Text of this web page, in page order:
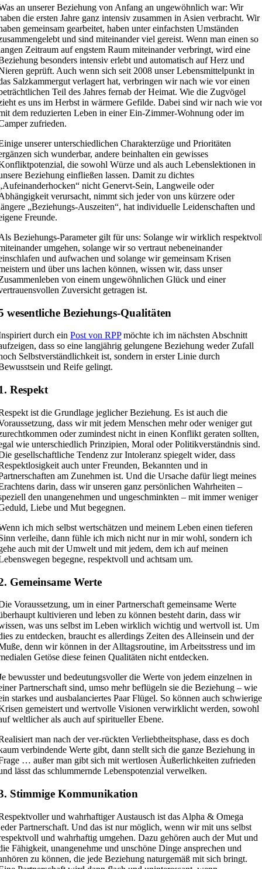
an unserer Beziehung von Anfang an ungewöhnlich war: Wir
die ersten Jahre ganz intensiv zusammen in Asien verbracht. Wir
gemeinsam gearbeitet, haben unter einfachsten Umständen
und sind miteinander viel gereist. Wenn man einen so
Zeitraum auf engstem Raum miteinander verbringt, wird eine
besonders intensiv erlebt und automatisch auf Herz und
geprüft. Auch wenn sich seit 2008 unser Lebensmittelpunkt in
Salzkammergut verlagert hat, verbringen wir nach wie vor einen
Teil des Jahres fernab der Heimat. Wie die Zugvögel
es uns im Herbst in wärmere Gefilde. Dabei sind wir nach wie
dem reduzierten Leben in einer Ein-Zimmer-Wohnung oder im
zufrieden.
unserer unterschiedlichen Charakterzüge und Prioritäten
sich wunderbar, andere beinhalten ein gewisses
die sowohl Würze und als auch Lebenslektionen in
Beziehung einfließen lassen. Damit zu dichtes
nicht Genervt-Sein, Langweile oder
verursacht, nimmt sich jeder von uns kürzere oder
„Beziehungs-Auszeiten“, hat individuelle Leidenschaften und
Freunde.
Beziehungs-Parameter gilt für uns: Solange wir wirklich
umgehen, solange wir so vertraut nebeneinander
und aufwachen und solange wir gemeinsam Krisen
und über uns lachen können, wissen wir, dass unser
von einem ungewöhnlichen Glück und einer
Zuversicht getragen ist.
wesentliche Beziehungs-Qualitäten
durch einPost von RPPmöchte ich im nächsten Abschnitt
dass so eine langjährig gelungene Beziehung weder Zufall
Selbstverständlichkeit ist, sondern in erster Linie durch
und Reife gelingt.
Respekt
ist die Grundlage jeglicher Beziehung. Es ist auch die
dass wir mit jedem Menschen mehr oder weniger gut
oder zumindest nicht in einen Konflikt geraten sollten,
wie unterschiedlich Prinzipien, Moral oder Politikverständnis sind.
gesellschaftliche Tendenz zur Intoleranz spiegelt wider, dass
auch unter Freunden, Bekannten und in
am Zunehmen ist. Und die Ursache dafür liegt meines
darin, dass wir unseren ganz persönlichen Wahrheiten –
den unangenehmen und ungeschminkten – mit immer weniger
Liebe und Mut begegnen.
ich mich selbst wertschätzen und meinem Leben einen tieferen
verleihe, dann fühle ich mich nicht nur in mir wohl, sondern ich
auch mit der Umwelt und mit jedem, dem ich auf meinen
begegne, respektvoll und achtsam um.
Gemeinsame Werte
Voraussetzung, um in einer Partnerschaft gemeinsame Werte
kultivieren und leben zu können besteht darin, dass wir
was uns selbst im Leben wirklich wichtig und wertvoll ist. Um
zu entdecken, braucht es allerdings Zeiten des Alleinsein und der
denn wir können in der Alltagsroutine, im Arbeitsstress und im
Getöse diese feinen Qualitäten nicht entdecken.
bewusster und bedeutungsvoller die Werte von jedem einzelnen in
Partnerschaft sind, umso mehr beflügeln sie die Beziehung – wie
starkes und ausbalanciertes Paar Flügel. So können auch schwierige
gemeistert und wertvolle Visionen verwirklicht werden, sowohl
weltlicher als auch auf spiritueller Ebene.
man nach der ver-rückten Verliebtheitsphase, dass es doch
verbindende Werte gibt, dann stellt sich die ganze Beziehung in
… außer man gibt sich mit wertlosen Äußerlichkeiten zufrieden
lässt das schlummernde Lebenspotenzial verwelken.
Stimmige Kommunikation
und wahrhaftiger Austausch ist das Alpha & Omega
Partnerschaft. Und das ist nur möglich, wenn wir mit uns selbst
und wahrhaftig umgehen. Dazu gehören auch der Mut und
Fähigkeit, unangenehme und unschöne Dinge ansprechen und
zu können, die jede Beziehung naturgemäß mit sich bringt.